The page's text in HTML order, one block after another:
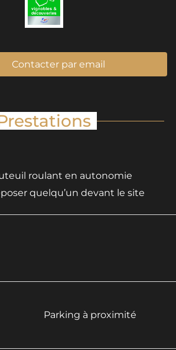
Contacter par email
roulant en autonomie
quelqu’un devant le site
Parking à proximité